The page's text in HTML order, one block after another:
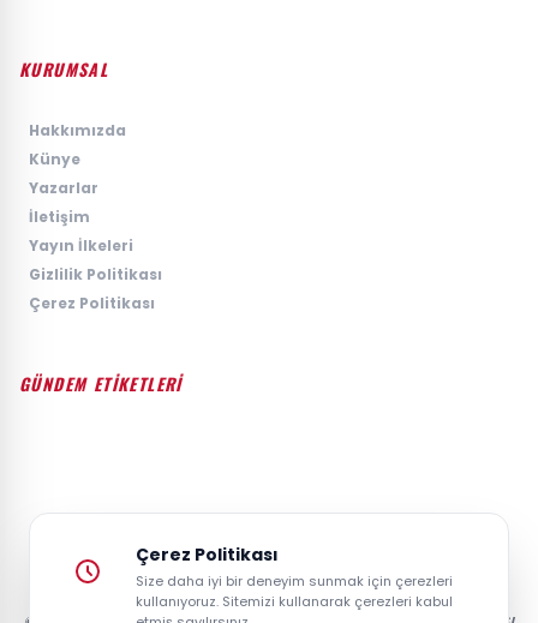
KURUMSAL
Hakkımızda
Künye
Yazarlar
İletişim
Yayın İlkeleri
Gizlilik Politikası
Çerez Politikası
GÜNDEM ETİKETLERİ
Çerez Politikası
Size daha iyi bir deneyim sunmak için çerezleri
kullanıyoruz. Sitemizi kullanarak çerezleri kabul